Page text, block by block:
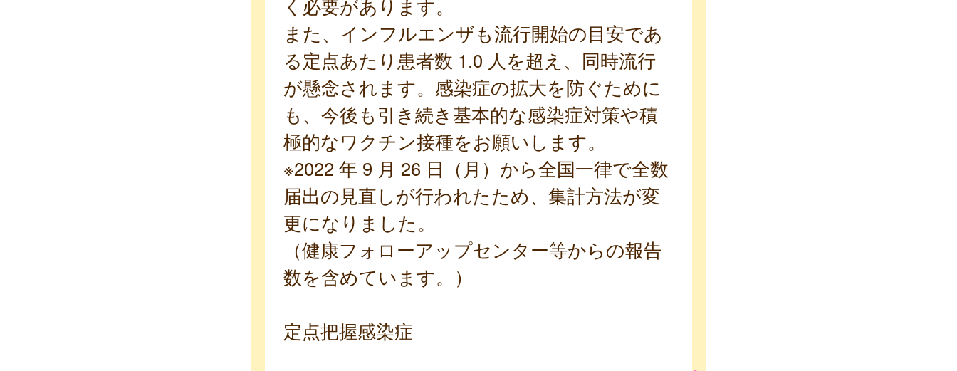
く必要があります。
また、インフルエンザも流行開始の目安であ
る定点あたり患者数 1.0 人を超え、同時流行
が懸念されます。感染症の拡大を防ぐために
も、今後も引き続き基本的な感染症対策や積
極的なワクチン接種をお願いします。
※2022 年 9 月 26 日（月）から全国一律で全数
届出の見直しが行われたため、集計方法が変
更になりました。
（健康フォローアップセンター等からの報告
数を含めています。）
定点把握感染症